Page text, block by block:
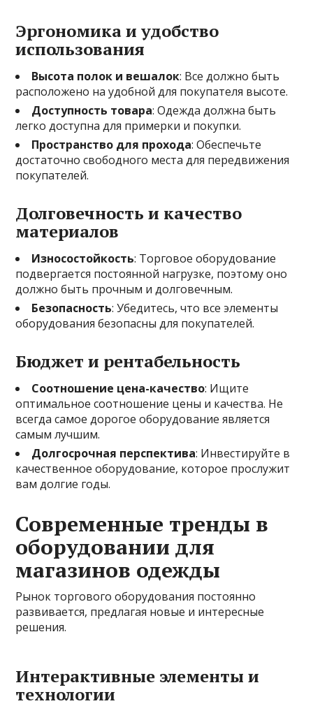
Эргономика и удобство
использования
Высота полок и вешалок: Все должно быть
расположено на удобной для покупателя высоте.
Доступность товара: Одежда должна быть
легко доступна для примерки и покупки.
Пространство для прохода: Обеспечьте
достаточно свободного места для передвижения
покупателей.
Долговечность и качество
материалов
Износостойкость: Торговое оборудование
подвергается постоянной нагрузке, поэтому оно
должно быть прочным и долговечным.
Безопасность: Убедитесь, что все элементы
оборудования безопасны для покупателей.
Бюджет и рентабельность
Соотношение цена-качество: Ищите
оптимальное соотношение цены и качества. Не
всегда самое дорогое оборудование является
самым лучшим.
Долгосрочная перспектива: Инвестируйте в
качественное оборудование, которое прослужит
вам долгие годы.
Современные тренды в
оборудовании для
магазинов одежды
Рынок торгового оборудования постоянно
развивается, предлагая новые и интересные
решения.
Интерактивные элементы и
технологии